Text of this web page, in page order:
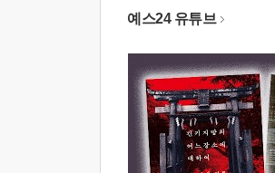
예스24 유튜브